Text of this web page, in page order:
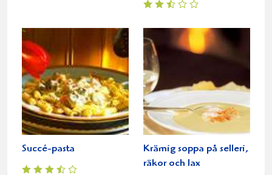
Succé-pasta
Krämig soppa på selleri,
räkor och lax